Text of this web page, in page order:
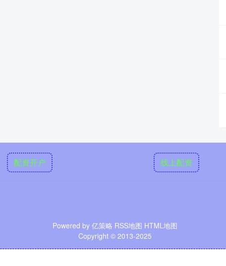
配资开户 线上配资
Powered by 亿策略 RSS地图 HTML地图
Copyright © 2013-2025